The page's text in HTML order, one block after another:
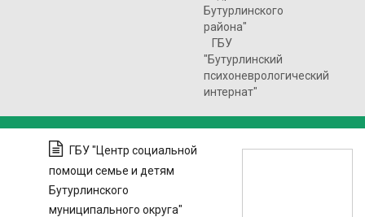
Бутурлинского
района"
ГБУ
"Бутурлинский
психоневрологический
интернат"
ГБУ "Центр социальной
помощи семье и детям
Бутурлинского
муниципального округа"